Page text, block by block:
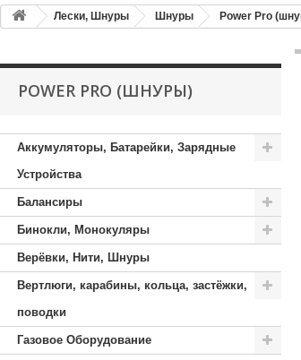
Лески, Шнуры Шнуры Power Pro
POWER PRO (ШНУРЫ)
Аккумуляторы, Батарейки, Зарядные
Устройства
Балансиры
Бинокли, Монокуляры
Верёвки, Нити, Шнуры
Вертлюги, карабины, кольца, застёжки,
поводки
Газовое Оборудование